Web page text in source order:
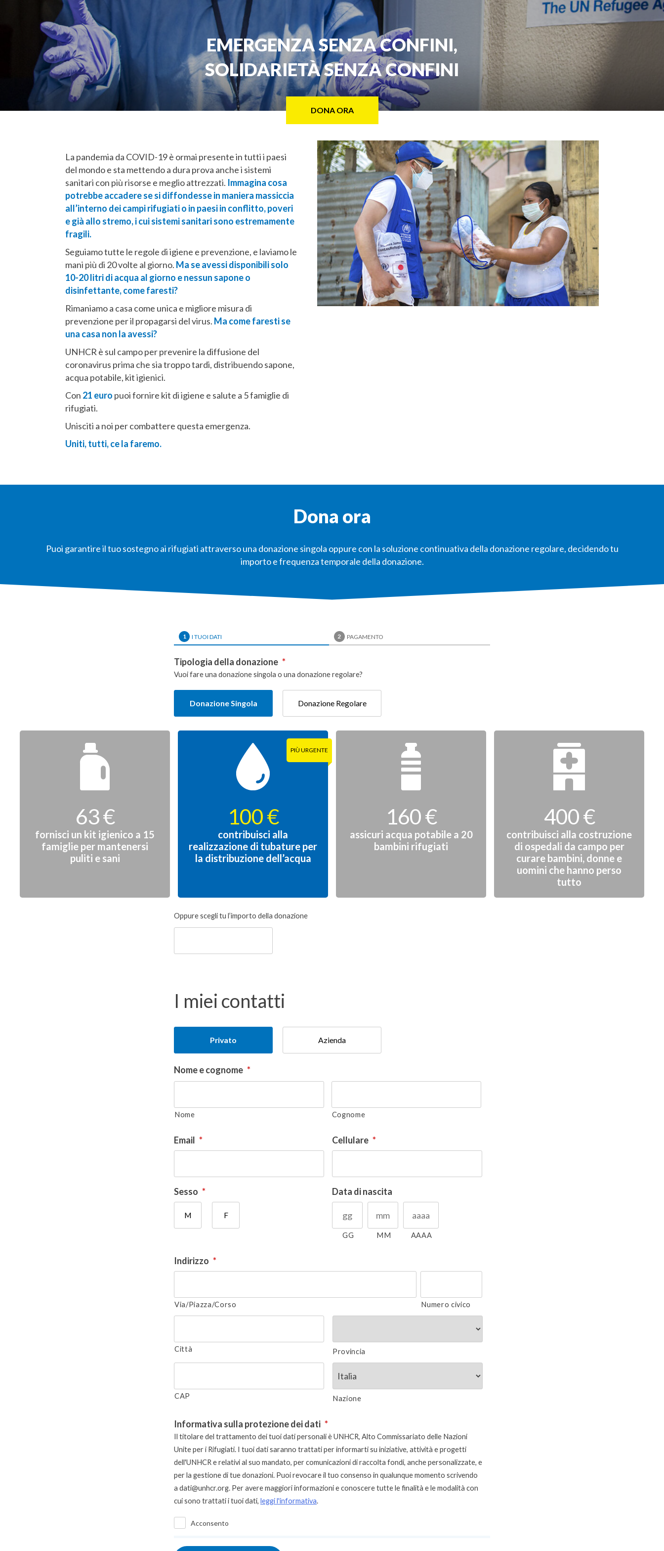
EMERGENZA SENZA CONFINI,
SOLIDARIETÀ SENZA CONFINI
DONA ORA
La pandemia da COVID-19 è ormai presente in tutti i paesi
del mondo e sta mettendo a dura prova anche i sistemi
sanitari con più risorse e meglio attrezzati. Immagina cosa
potrebbe accadere se si diffondesse in maniera massiccia
all’interno dei campi rifugiati o in paesi in conflitto, poveri
e già allo stremo, i cui sistemi sanitari sono estremamente
fragili.
Seguiamo tutte le regole di igiene e prevenzione, e laviamo le
mani più di 20 volte al giorno. Ma se avessi disponibili solo
10-20 litri di acqua al giorno e nessun sapone o
disinfettante, come faresti?
Rimaniamo a casa come unica e migliore misura di
prevenzione per il propagarsi del virus. Ma come faresti se
una casa non la avessi?
UNHCR è sul campo per prevenire la diffusione del
coronavirus prima che sia troppo tardi, distribuendo sapone,
acqua potabile, kit igienici.
Con 21 euro puoi fornire kit di igiene e salute a 5 famiglie di
rifugiati.
Unisciti a noi per combattere questa emergenza.
Uniti, tutti, ce la faremo.
Dona ora
Puoi garantire il tuo sostegno ai rifugiati attraverso una donazione singola oppure con la soluzione continuativa della donazione regolare, decidendo tu
importo e frequenza temporale della donazione.
1 I TUOI DATI 2 PAGAMENTO
Tipologia della donazione *
Vuoi fare una donazione singola o una donazione regolare?
Donazione Singola Donazione Regolare
Donazione
63 €
fornisci un kit igienico a 15
famiglie per mantenersi
puliti e sani
100 €
contribuisci alla
realizzazione di tubature per
la distribuzione dell’acqua
160 €
assicuri acqua potabile a 20
bambini rifugiati
400 €
contribuisci alla costruzione
di ospedali da campo per
curare bambini, donne e
uomini che hanno perso
tutto
Donazione
libera
Oppure scegli tu l’importo della donazione
I miei contatti
donatore
Privato Azienda
Nome e cognome *
Nome Cognome
Email * Cellulare *
Sesso *
M F
Data di nascita
GG MM AAAA
Indirizzo *
Via/Piazza/Corso Numero civico
Città Provincia
CAP Nazione
Informativa sulla protezione dei dati *
Il titolare del trattamento dei tuoi dati personali è UNHCR, Alto Commissariato delle Nazioni
Unite per i Rifugiati. I tuoi dati saranno trattati per informarti su iniziative, attività e progetti
dell'UNHCR e relativi al suo mandato, per comunicazioni di raccolta fondi, anche personalizzate, e
per la gestione di tue donazioni. Puoi revocare il tuo consenso in qualunque momento scrivendo
a dati@unhcr.org. Per avere maggiori informazioni e conoscere tutte le finalità e le modalità con
cui sono trattati i tuoi dati, leggi l'informativa.
Acconsento